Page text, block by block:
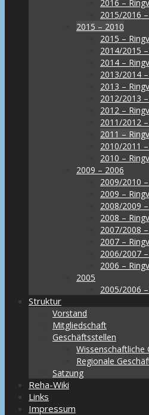
2016 –
2015/2016
2015 – 2010
2015 –
2014/2015
2014 –
2013/2014
2013 –
2012/2013
2012 –
2011/2012
2011 –
2010/2011
2010 –
2009 – 2006
2009/2010
2009 –
2008/2009
2008 –
2007/2008
2007 –
2006/2007
2006 –
2005
2005/2006
Struktur
Vorstand
Mitgliedschaft
Geschäftsstellen
Wissenschaftliche
Regionale
Satzung
Reha-Wiki
Links
Impressum